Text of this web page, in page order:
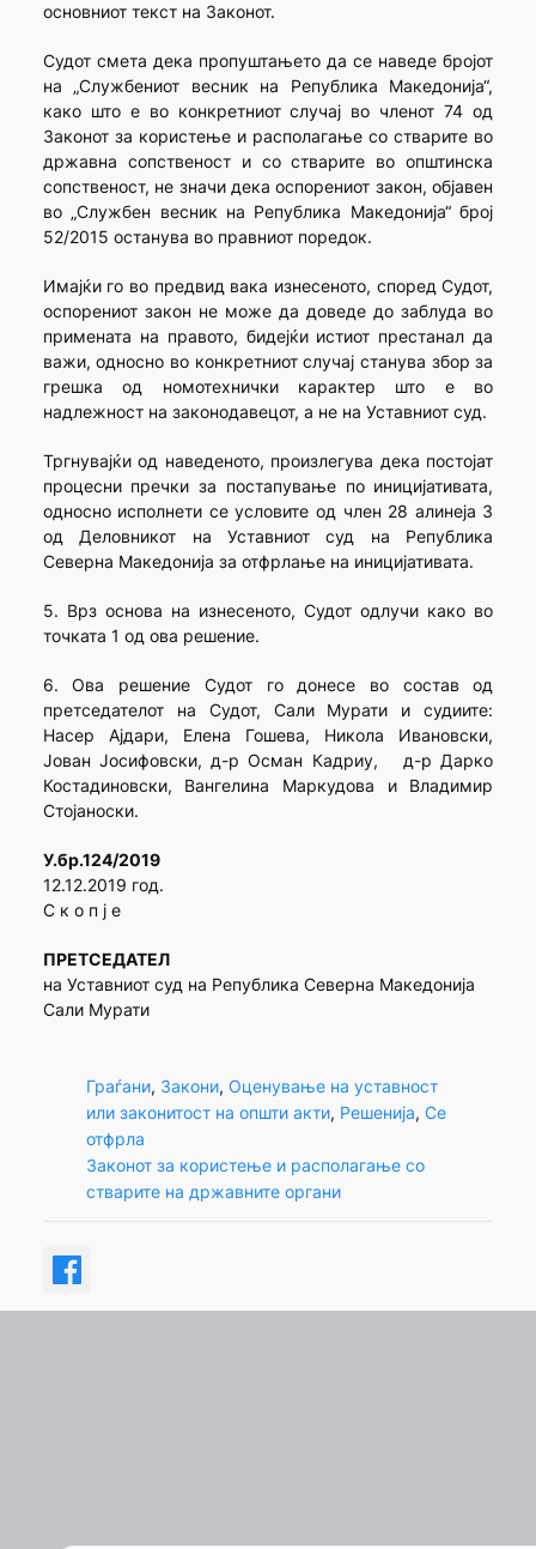
основниот текст на Законот.
Судот смета дека пропуштањето да се наведе бројот
на „Службениот весник на Република Македонија“,
како што е во конкретниот случај во членот 74 од
Законот за користење и располагање со стварите во
државна сопственост и со стварите во општинска
сопственост, не значи дека оспорениот закон, објавен
во „Службен весник на Република Македонија“ број
52/2015 останува во правниот поредок.
Имајќи го во предвид вака изнесеното, според Судот,
оспорениот закон не може да доведе до заблуда во
примената на правото, бидејќи истиот престанал да
важи, односно во конкретниот случај станува збор за
грешка од номотехнички карактер што е во
надлежност на законодавецот, а не на Уставниот суд.
Тргнувајќи од наведеното, произлегува дека постојат
процесни пречки за постапување по иницијативата,
односно исполнети се условите од член 28 алинеја 3
од Деловникот на Уставниот суд на Република
Северна Македонија за отфрлање на иницијативата.
5. Врз основа на изнесеното, Судот одлучи како во
точката 1 од ова решение.
6. Ова решение Судот го донесе во состав од
претседателот на Судот, Сали Мурати и судиите:
Насер Ајдари, Елена Гошева, Никола Ивановски,
Јован Јосифовски, д-р Осман Кадриу, д-р Дарко
Костадиновски, Вангелина Маркудова и Владимир
Стојаноски.
У.бр.124/2019
12.12.2019 гoд.
С к о п ј е
ПРЕТСЕДАТЕЛ
на Уставниот суд на Република Северна Македонија
Сали Мурати
Граѓани, Закони, Оценување на уставност
или законитост на општи акти, Решенија, Се
отфрла
Законот за користење и располагање со
стварите на државните органи